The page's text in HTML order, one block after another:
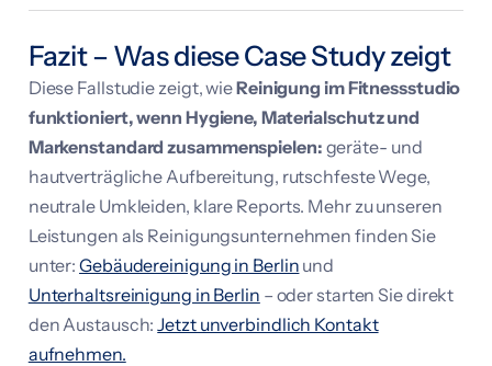
Fazit – Was diese Case Study zeigt
Diese Fallstudie zeigt, wieReinigung im Fitnessstudio
funktioniert, wenn Hygiene, Materialschutz und
Markenstandard zusammenspielen: geräte- und
hautverträgliche Aufbereitung, rutschfeste Wege,
neutrale Umkleiden, klare Reports. Mehr zu unseren
Leistungen als Reinigungsunternehmen finden Sie
unter:Gebäudereinigung in Berlin und
Unterhaltsreinigung in Berlin – oder starten Sie direkt
den Austausch:Jetzt unverbindlich Kontakt
aufnehmen.